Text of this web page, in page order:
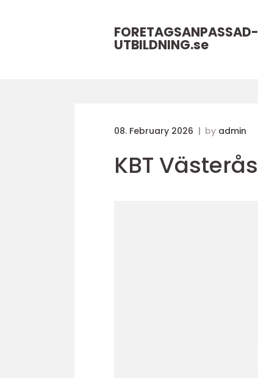
FORETAGSANPASSAD-
UTBILDNING.se
08. February 2026 by admin
KBT Västerås